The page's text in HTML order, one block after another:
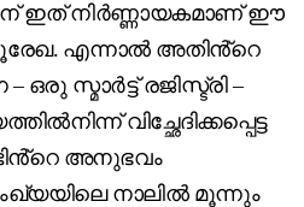
ഇത് നിർണ്ണായകമാണ് ഈ
എന്നാൽ അതിൻ്റെ
സ്മാർട്ട് രജിസ്ട്രി –
വിച്ഛേദിക്കപ്പെട്ട
അനുഭവം
നാലിൽ മൂന്നും